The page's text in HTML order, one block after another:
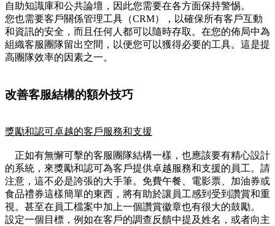
自助知識庫和公共論壇，因此您需要在各方面保持警惕。
您也需要客戶關係管理工具（CRM），以確保所有客戶互動
和資訊的安全，而且任何人都可以隨時存取。在您的佈局中為
組織客服團隊留出空間，以便您可以獲得必要的工具。這是提
高團隊效率的因素之一。
改善客服結構的額外技巧
獎勵和認可卓越的客戶服務和支援
正如有無懈可擊的客服團隊結構一樣，也應該要有精心設計
的系統，來獎勵和認可為客戶提供卓越服務和支援的員工。請
注意，這不必是誇張的大手筆。免費午餐、電影票、加油券或
食品禮券這樣簡單的東西，將有助於讓員工感到受到讚賞和重
視。甚至在員工檔案中加上一個讚賞徽章也有很大的鼓勵。
設定一個目標，例如在客戶的調查反饋中提及姓名，或者向主